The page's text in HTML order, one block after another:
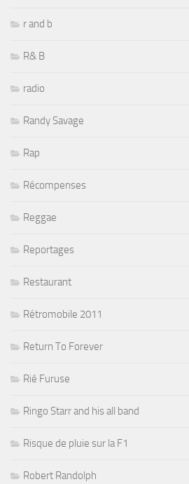
r and b
R& B
radio
Randy Savage
Rap
Récompenses
Reggae
Reportages
Restaurant
Rétromobile 2011
Return To Forever
Rié Furuse
Ringo Starr and his all band
Risque de pluie sur la F1
Robert Randolph